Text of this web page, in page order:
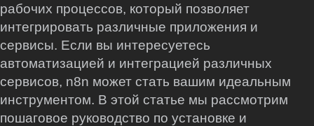
рабочих процессов, который позволяет
интегрировать различные приложения и
сервисы. Если вы интересуетесь
автоматизацией и интеграцией различных
сервисов, n8n может стать вашим идеальным
инструментом. В этой статье мы рассмотрим
пошаговое руководство по установке и